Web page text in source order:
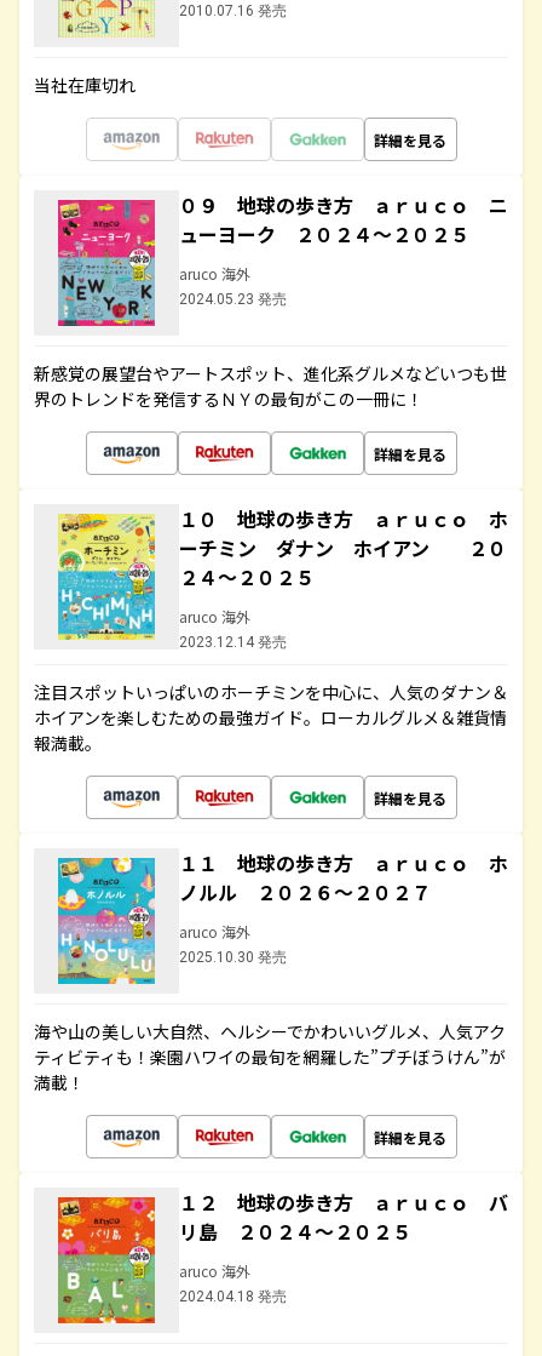
2010.07.16 発売
当社在庫切れ
詳細を見る
０９ 地球の歩き方 ａｒｕｃｏ ニ
ューヨーク ２０２４～２０２５
aruco 海外
2024.05.23 発売
新感覚の展望台やアートスポット、進化系グルメなどいつも世
界のトレンドを発信するＮＹの最旬がこの一冊に！
詳細を見る
１０ 地球の歩き方 ａｒｕｃｏ ホ
ーチミン ダナン ホイアン ２０
２４～２０２５
aruco 海外
2023.12.14 発売
注目スポットいっぱいのホーチミンを中心に、人気のダナン＆
ホイアンを楽しむための最強ガイド。ローカルグルメ＆雑貨情
報満載。
詳細を見る
１１ 地球の歩き方 ａｒｕｃｏ ホ
ノルル ２０２６～２０２７
aruco 海外
2025.10.30 発売
海や山の美しい大自然、ヘルシーでかわいいグルメ、人気アク
ティビティも！楽園ハワイの最旬を網羅した”プチぼうけん”が
満載！
詳細を見る
１２ 地球の歩き方 ａｒｕｃｏ バ
リ島 ２０２４～２０２５
aruco 海外
2024.04.18 発売